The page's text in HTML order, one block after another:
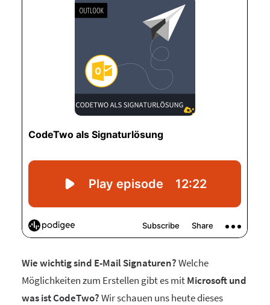
Wie wichtig sind E-Mail Signaturen?Welche
Möglichkeiten zum Erstellen gibt es mitMicrosoft und
was ist CodeTwo?Wir schauen uns heute dieses